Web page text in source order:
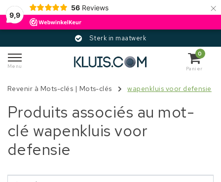
9,9
56 Reviews ×
Sterk in maatwerk
Menu
0
Panier
Revenir à Mots-clés | Mots-clés wapenkluis voor defensie
Produits associés au mot-
clé wapenkluis voor
defensie